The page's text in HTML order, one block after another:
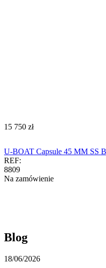
‍15 750‍ zł
U-BOAT Capsule 45 MM SS
REF:
8809
Na zamówienie
Blog
18/06/2026